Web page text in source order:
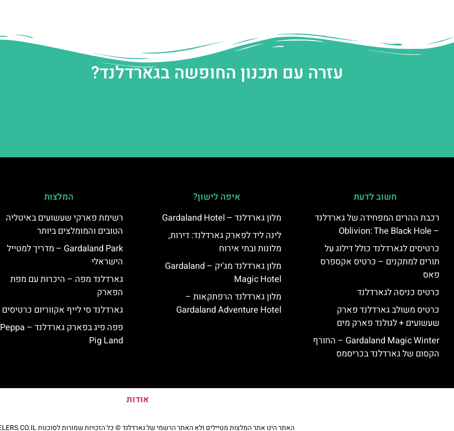
עזרה עם תכנון החופשה בגארדלנד?
חשוב לדעת
רכבת ההרים המפחידה של גארדלנד
– Oblivion: The Black Hole
כרטיסים לגארדלנד כולל דילוג על
תורים למתקנים – כרטיס אקספרס
פאס
כרטיס כניסה לגארדלנד
כרטיס משולב גארדלנד פארק
שעשועים + לגולנד פארק מים
Gardaland Magic Winter – החורף
הקסום של גארדלנד בכריסמס
איפה לישון?
מלון גארדלנד – Gardaland Hotel
לינה ליד לפארק גארדלנד: דירות,
מלונות ובתי אירוח
מלון גארדלנד מג'יק – Gardaland
Magic Hotel
מלון גארדלנד הרפתקאות –
Gardaland Adventure Hotel
המלצות
רשימת פארקי שעשועים באיטליה
הטובים והמומלצים ביותר
Gardaland Park – מדריך למטייל
הישראלי
גארדלנד מפה – היכרות עם מפת
הפארק
גארדלנד סי לייף אקווריום כרטיסים
פפה פיג בפארק גארדלנד – Peppa
Pig Land
אודות
האתר הינו אתר המלצות מטיילים ולא האתר הרשמי של גארדלנד © כל הזכויות שמורות לסוכנות TRAVELERS.CO.IL